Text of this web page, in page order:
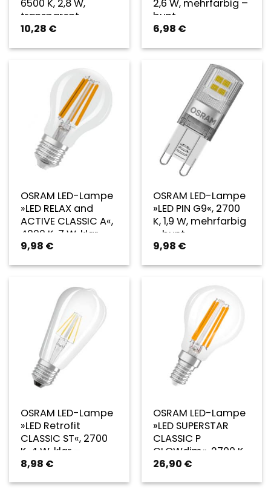
6500 K, 2,8 W,
transparent
10,28 €
2,6 W, mehrfarbig –
bunt
6,98 €
OSRAM LED-Lampe
»LED RELAX and
ACTIVE CLASSIC A«,
4000 K, 7 W, klar –
transparent
9,98 €
OSRAM LED-Lampe
»LED PIN G9«, 2700
K, 1,9 W, mehrfarbig
– bunt
9,98 €
OSRAM LED-Lampe
»LED Retrofit
CLASSIC ST«, 2700
K, 4 W, klar –
transparent
8,98 €
OSRAM LED-Lampe
»LED SUPERSTAR
CLASSIC P
GLOWdim«, 2700 K,
4 W, klar –
26,90 €